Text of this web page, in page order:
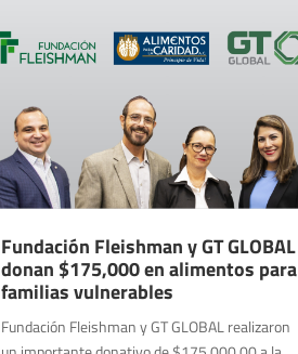
Fundación Fleishman y GT GLOBAL
donan $175,000 en alimentos para
familias vulnerables
Fundación Fleishman y GT GLOBAL realizaron